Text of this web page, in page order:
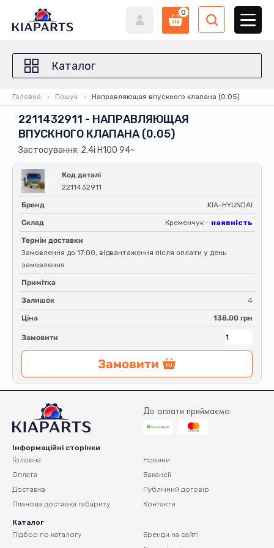
0
Каталог
Головна Пошук Направляющая впускного клапана (0.05)
2211432911 - НАПРАВЛЯЮЩАЯ
ВПУСКНОГО КЛАПАНА (0.05)
Застосування: 2.4i H100 94~
Код деталі
2211432911
Бренд KIA-HYUNDAI
Склад Кременчук - наявність
Термін доставки
Замовлення до 17:00, відвантаження після оплати у день
замовлення
Примітка
Залишок 4
Ціна 138.00 грн
Замовити
Замовити
До оплати приймаємо:
Інформаційні сторінки
Головна
Оплата
Доставка
Планова доставка габариту
Новини
Вакансії
Публічний договір
Контакти
Каталог
Підбор по каталогу
Бренди на сайті